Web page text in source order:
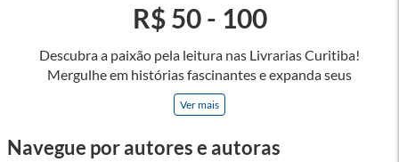
Descubra a paixão pela leitura nas Livrarias Curitiba!
Mergulhe em histórias fascinantes e expanda seus
horizontes, onde cada página é uma porta para novos
universos e perspectivas. Ler nos permite viajar sem sair do
e tenha a oportunidade de alcançar o seu crescimento
Ver mais
R$ 50 - 100
Navegue por autores e autoras